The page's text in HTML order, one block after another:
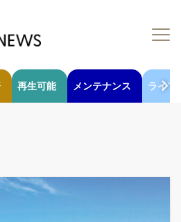
再生可能 メンテナンス ライフ